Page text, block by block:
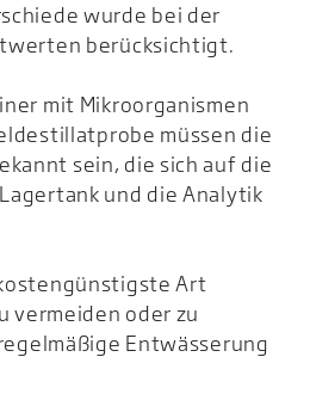
wurde bei der
berücksichtigt.
mit Mikroorganismen
müssen die
sein, die sich auf die
und die Analytik
Art
vermeiden oder zu
Entwässerung